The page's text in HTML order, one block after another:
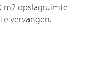
m2 opslagruimte
vervangen.